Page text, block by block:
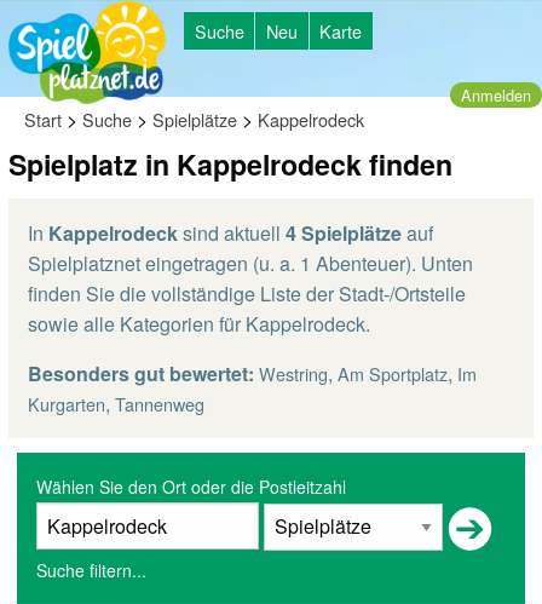
Suche Neu Karte
Anmelden
Start > Suche > Spielplätze > Kappelrodeck
Spielplatz in Kappelrodeck finden
In Kappelrodecksind aktuell 4 Spielplätzeauf
Spielplatznet eingetragen (u. a. 1 Abenteuer). Unten
finden Sie die vollständige Liste der Stadt-/Ortsteile
sowie alle Kategorien für Kappelrodeck.
Besonders gut bewertet: Westring, Am Sportplatz, Im
Kurgarten, Tannenweg
Wählen Sie den Ort oder die Postleitzahl
Suche filtern...